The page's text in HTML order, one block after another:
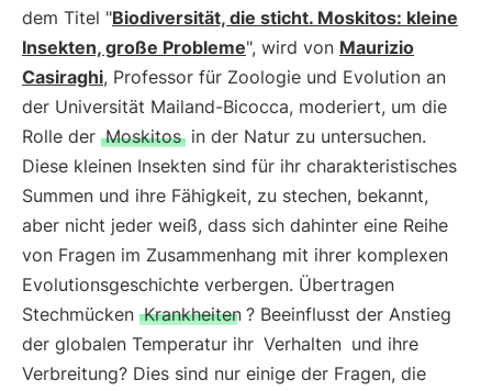
dem Titel "Biodiversität, die sticht. Moskitos: kleine
Insekten, große Probleme", wird von Maurizio
Casiraghi, Professor für Zoologie und Evolution an
der Universität Mailand-Bicocca, moderiert, um die
Rolle der Moskitos in der Natur zu untersuchen.
Diese kleinen Insekten sind für ihr charakteristisches
Summen und ihre Fähigkeit, zu stechen, bekannt,
aber nicht jeder weiß, dass sich dahinter eine Reihe
von Fragen im Zusammenhang mit ihrer komplexen
Evolutionsgeschichte verbergen. Übertragen
Stechmücken Krankheiten ? Beeinflusst der Anstieg
der globalen Temperatur ihr Verhalten und ihre
Verbreitung? Dies sind nur einige der Fragen, die